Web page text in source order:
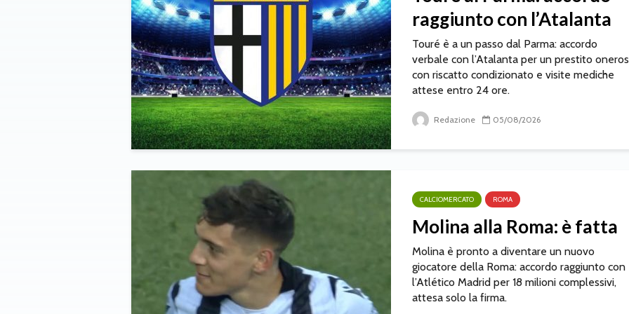
raggiunto con l’Atalanta
Touré è a un passo dal Parma: accordo
verbale con l’Atalanta per un prestito
con riscatto condizionato e visite mediche
attese entro 24 ore.
Redazione 05/08/2026
CALCIOMERCATO ROMA
Molina alla Roma: è fatta
Molina è pronto a diventare un nuovo
giocatore della Roma: accordo raggiunto con
l’Atlético Madrid per 18 milioni complessivi,
attesa solo la firma.